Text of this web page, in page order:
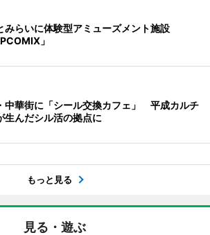
みらいに体験型アミューズメント施設
」
中華街に「シール交換カフェ」 平成カルチ
生んだシル活の拠点に
もっと見る
見る・遊ぶ